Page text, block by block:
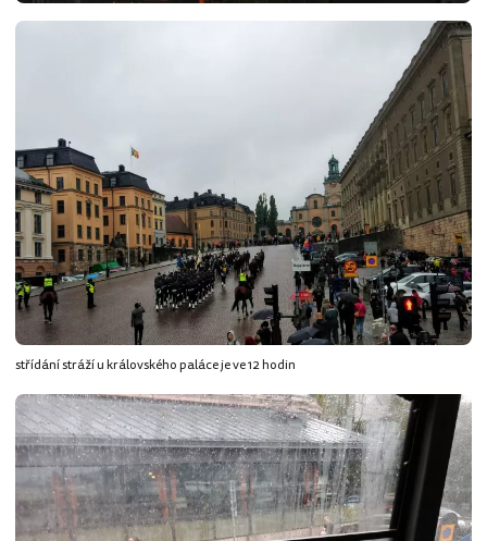
střídání stráží u královského paláce je ve 12 hodin